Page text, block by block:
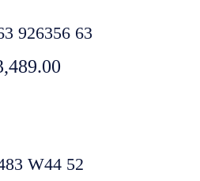
926356 63
W44 52